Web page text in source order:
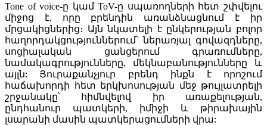
Tone of voice-ը կամ ToV-ը սպառողների հետ շփվելու
միջոց է, որը բրենդին առանձնացնում է իր
մրցակիցներից։ Այն նկատելի է ընկերության բոլոր
հաղորդակցություններում՝ ներառյալ գովազդները,
սոցիալական ցանցերում գրառումները,
նամակագրությունները, մեկնաբանությունները և
այլն: Յուրաքանչյուր բրենդ ինքն է որոշում
հաճախորդի հետ երկխոսության մեջ թույլատրելի
շրջանակը՝ հիմնվելով իր առաքելության,
ընդհանուր պատկերի, իմիջի և թիրախային
լսարանի մասին պատկերացումների վրա: